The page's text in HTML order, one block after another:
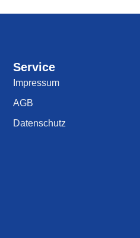
Service
Impressum
AGB
Datenschutz